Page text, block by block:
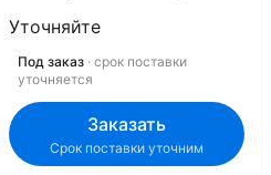
Уточняйте
Под заказ · срок поставки
уточняется
Заказать
Срок поставки уточним